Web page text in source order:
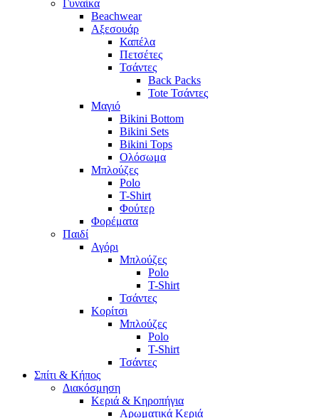
Γυναίκα
Beachwear
Αξεσουάρ
Καπέλα
Πετσέτες
Τσάντες
Back Packs
Tote Τσάντες
Μαγιό
Bikini Bottom
Bikini Sets
Bikini Tops
Ολόσωμα
Μπλούζες
Polo
T-Shirt
Φούτερ
Φορέματα
Παιδί
Αγόρι
Μπλούζες
Polo
T-Shirt
Τσάντες
Κορίτσι
Μπλούζες
Polo
T-Shirt
Τσάντες
Σπίτι & Κήπος
Διακόσμηση
Κεριά & Κηροπήγια
Αρωματικά Κεριά